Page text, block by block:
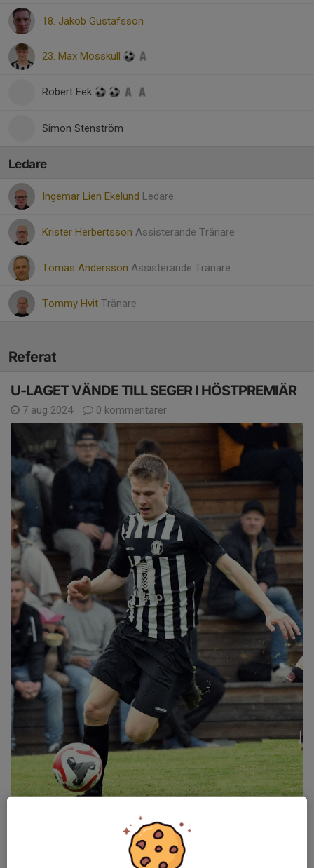
18. Jakob Gustafsson
23. Max Mosskull
Robert Eek
Simon Stenström
Ledare
Ingemar Lien Ekelund Ledare
Krister Herbertsson Assisterande Tränare
Tomas Andersson Assisterande Tränare
Tommy Hvit Tränare
Referat
U-LAGET VÄNDE TILL SEGER I HÖSTPREMIÄR
7 aug 2024 0 kommentarer
Martin Johannesson tvåmålsskytt